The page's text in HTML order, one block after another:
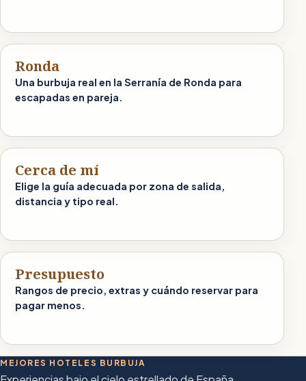
Ronda
Una burbuja real en la Serranía de Ronda para
escapadas en pareja.
Cerca de mí
Elige la guía adecuada por zona de salida,
distancia y tipo real.
Presupuesto
Rangos de precio, extras y cuándo reservar para
pagar menos.
MEJORES HOTELES BURBUJA